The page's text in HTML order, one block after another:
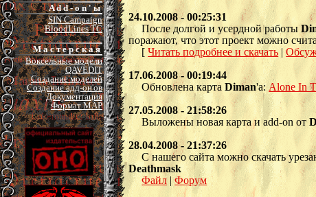
A d d - o n ' ы
SIN Campaign
BloodLines TC
М а с т е р с к а я
Воксельные модели
QAVEDIT
Создание моделей
Создание адд-он'ов
Документация
Формат MAP
24.10.2008 - 00:25:31
После долгой и усердной работы
поражают, что этот проект можно
[Читать подробнее и скачать|
17.06.2008 - 00:19:44
Обновлена картаDiman'а: Alone In
27.05.2008 - 21:58:26
Выложены новая карта и add-on от
28.04.2008 - 21:37:26
С нашего сайта можно скачать
Deathmask
Файл |Форум